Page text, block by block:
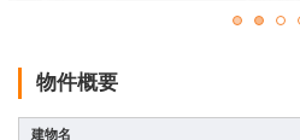
ブログ＆コラム
物件概要
建物名